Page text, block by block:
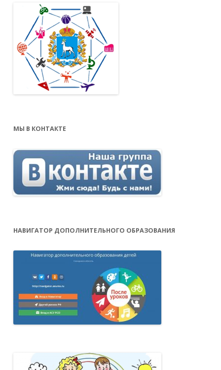
МЫ В КОНТАКТЕ
НАВИГАТОР ДОПОЛНИТЕЛЬНОГО ОБРАЗОВАНИЯ